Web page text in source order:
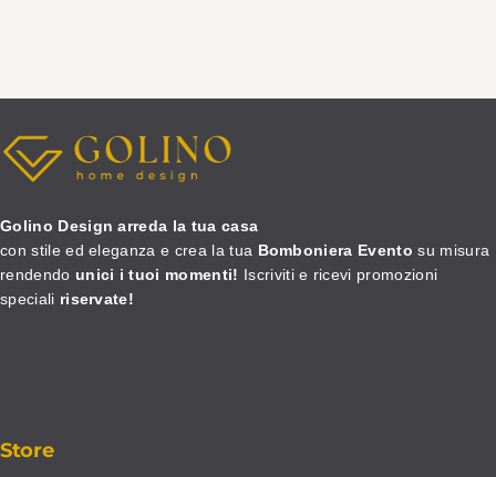
Golino Design arreda la tua casa
con stile ed eleganza e crea la tua Bomboniera Evento su misura
rendendo unici i tuoi momenti! Iscriviti e ricevi promozioni
speciali riservate!
Store